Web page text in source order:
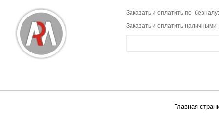
Заказать и оплатить по
Заказать и оплатить наличными
Главная